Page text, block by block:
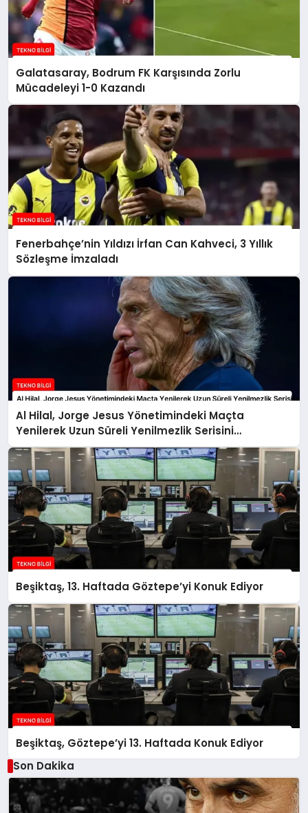
Galatasaray, Bodrum FK Karşısında Zorlu
Mücadeleyi 1-0 Kazandı
Fenerbahçe’nin Yıldızı İrfan Can Kahveci, 3 Yıllık
Sözleşme İmzaladı
Al Hilal, Jorge Jesus Yönetimindeki Maçta
Yenilerek Uzun Süreli Yenilmezlik Serisini
Sonlandırdı
Beşiktaş, 13. Haftada Göztepe’yi Konuk Ediyor
Beşiktaş, Göztepe’yi 13. Haftada Konuk Ediyor
Son Dakika